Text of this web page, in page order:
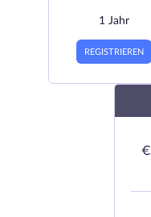
1 Jahr
REGISTRIEREN
€